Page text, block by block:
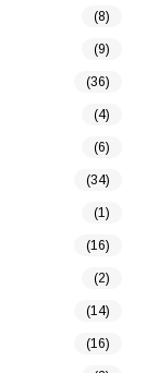
(8)
(9)
(36)
(4)
(6)
(34)
(1)
(16)
(2)
(14)
(16)